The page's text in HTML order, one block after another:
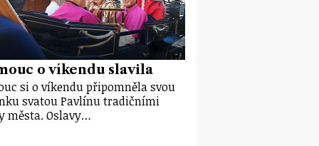
o víkendu slavila
si o víkendu připomněla svou
svatou Pavlínu tradičními
města. Oslavy…